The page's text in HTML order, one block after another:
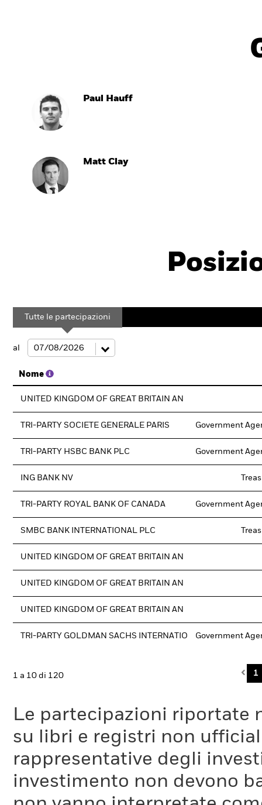
Paul Hauff
Matt Clay
Tutte le partecipazioni
al
Nome
UNITED KINGDOM OF GREAT BRITAIN AN
TRI-PARTY SOCIETE GENERALE PARIS Government
TRI-PARTY HSBC BANK PLC Government
ING BANK NV
TRI-PARTY ROYAL BANK OF CANADA Government
SMBC BANK INTERNATIONAL PLC
UNITED KINGDOM OF GREAT BRITAIN AN
UNITED KINGDOM OF GREAT BRITAIN AN
UNITED KINGDOM OF GREAT BRITAIN AN
TRI-PARTY GOLDMAN SACHS INTERNATIO Government
1 a 10 di 120 1
Le partecipazioni riportate
su libri e registri non
rappresentative degli
investimento non devono